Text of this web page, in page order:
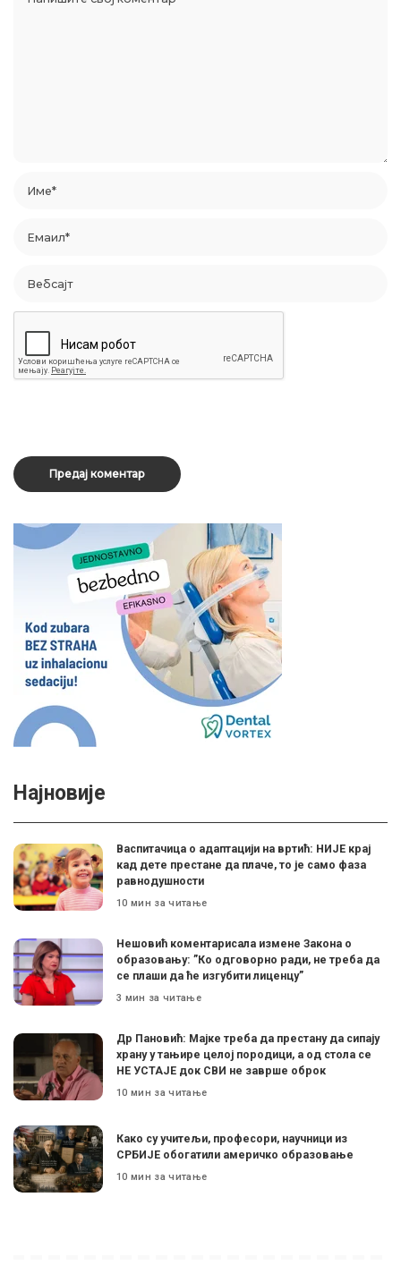
Најновије
Васпитачица о адаптацији на вртић: НИЈЕ крај
кад дете престане да плаче, то је само фаза
равнодушности
10 мин за читање
Нешовић коментарисала измене Закона о
образовању: ”Ко одговорно ради, не треба да
се плаши да ће изгубити лиценцу”
3 мин за читање
Др Пановић: Мајке треба да престану да сипају
храну у тањире целој породици, а од стола се
НЕ УСТАЈЕ док СВИ не заврше оброк
10 мин за читање
Како су учитељи, професори, научници из
СРБИЈЕ обогатили америчко образовање
10 мин за читање